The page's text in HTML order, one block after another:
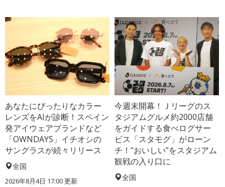
あなたにぴったりなカラー
レンズをAIが診断！スペイン
発アイウェアブランドなど
「OWNDAYS」イチオシの
サングラスが続々リリース
全国
2026年8月4日 17:00更新
今週末開幕！Ｊリーグのス
タジアムグルメ約2000店舗
をガイドする食べログサー
ビス「スタモグ」がローン
チ！“おいしい”をスタジアム
観戦の入り口に
全国